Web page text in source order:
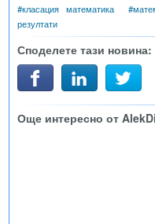
#класация математика #
резултати
Споделете тази новина:
Още интересно от